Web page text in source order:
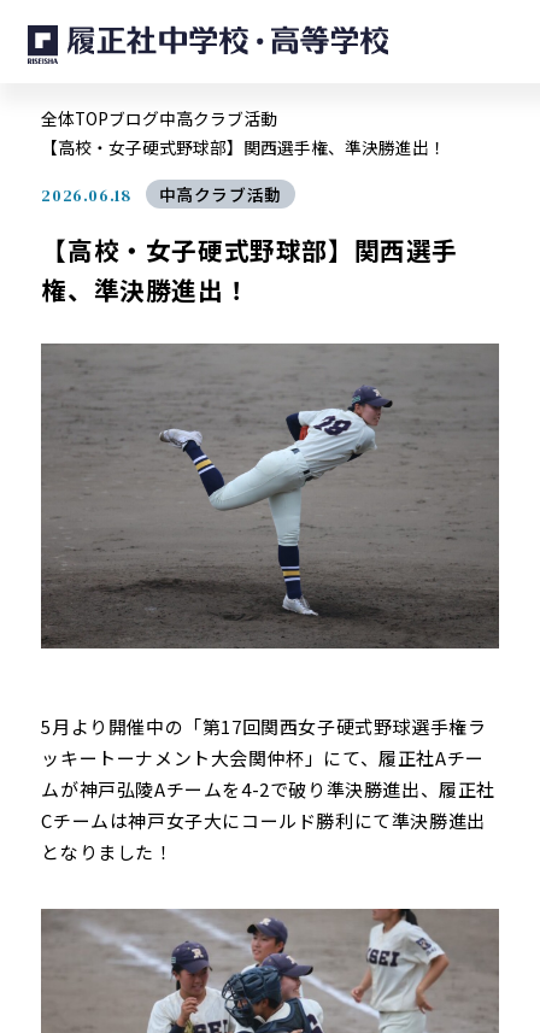
全体TOPブログ中高クラブ活動
【高校・女子硬式野球部】関西選手権、準決勝進出！
2026.06.18 中高クラブ活動
【高校・女子硬式野球部】関西選手
権、準決勝進出！
5月より開催中の「第17回関西女子硬式野球選手権ラ
ッキートーナメント大会関仲杯」にて、履正社Aチー
ムが神戸弘陵Aチームを4-2で破り準決勝進出、履正社
Cチームは神戸女子大にコールド勝利にて準決勝進出
となりました！